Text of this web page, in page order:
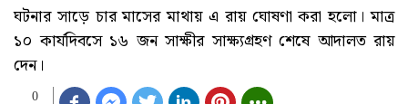
ঘটনার সাড়ে চার মাসের মাথায় এ রায় ঘোষণা করা হলো। মাত্র
১০ কার্যদিবসে ১৬ জন সাক্ষীর সাক্ষ্যগ্রহণ শেষে আদালত রায়
দেন।
0